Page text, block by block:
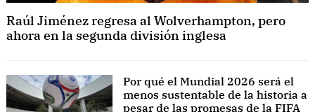
Raúl Jiménez regresa al Wolverhampton, pero
ahora en la segunda división inglesa
Por qué el Mundial 2026 será el
menos sustentable de la historia a
pesar de las promesas de la FIFA